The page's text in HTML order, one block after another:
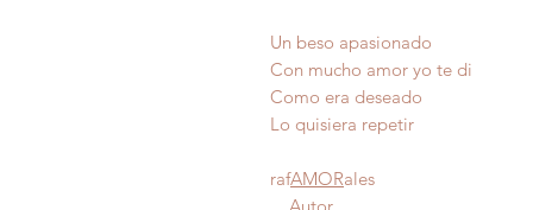
Un beso apasionado
Con mucho amor yo te di
Como era
Lo quisiera
rafAMORales